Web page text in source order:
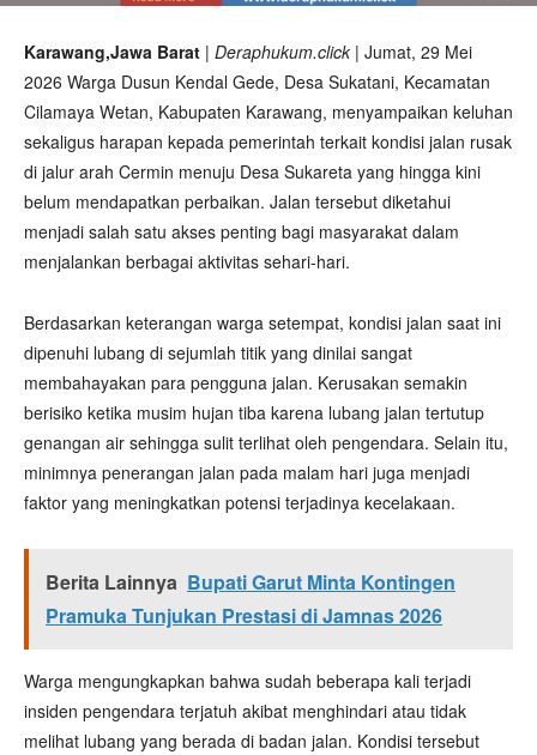
Karawang,Jawa Barat | Deraphukum.click | Jumat, 29 Mei
2026 Warga Dusun Kendal Gede, Desa Sukatani, Kecamatan
Cilamaya Wetan, Kabupaten Karawang, menyampaikan keluhan
sekaligus harapan kepada pemerintah terkait kondisi jalan rusak
di jalur arah Cermin menuju Desa Sukareta yang hingga kini
belum mendapatkan perbaikan. Jalan tersebut diketahui
menjadi salah satu akses penting bagi masyarakat dalam
menjalankan berbagai aktivitas sehari-hari.
Berdasarkan keterangan warga setempat, kondisi jalan saat ini
dipenuhi lubang di sejumlah titik yang dinilai sangat
membahayakan para pengguna jalan. Kerusakan semakin
berisiko ketika musim hujan tiba karena lubang jalan tertutup
genangan air sehingga sulit terlihat oleh pengendara. Selain itu,
minimnya penerangan jalan pada malam hari juga menjadi
faktor yang meningkatkan potensi terjadinya kecelakaan.
Berita Lainnya Bupati Garut Minta Kontingen
Pramuka Tunjukan Prestasi di Jamnas 2026
Warga mengungkapkan bahwa sudah beberapa kali terjadi
insiden pengendara terjatuh akibat menghindari atau tidak
melihat lubang yang berada di badan jalan. Kondisi tersebut